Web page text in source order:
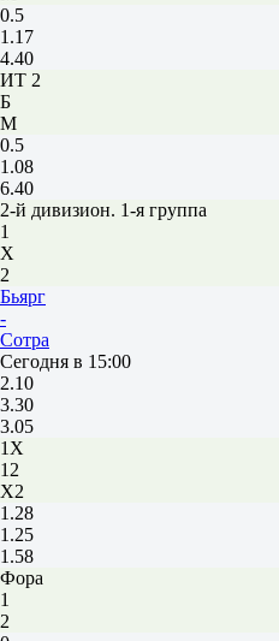
0.5
1.17
4.40
ИТ 2
Б
М
0.5
1.08
6.40
2-й дивизион. 1-я группа
1
Х
2
Бьярг
-
Сотра
Сегодня в 15:00
2.10
3.30
3.05
1X
12
X2
1.28
1.25
1.58
Фора
1
2